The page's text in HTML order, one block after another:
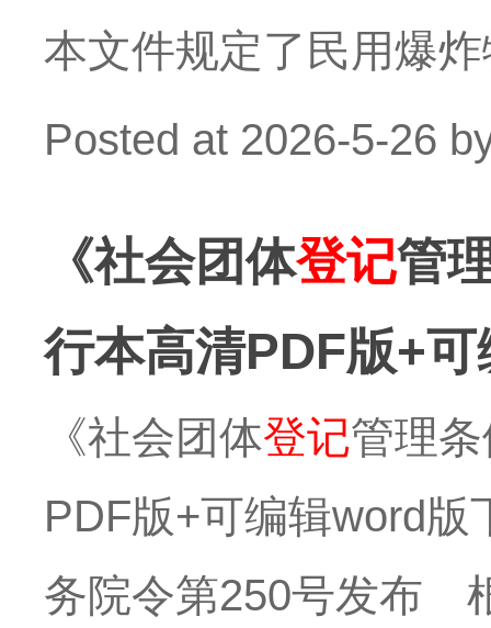
本文件规定了民用爆
Posted at 2026-5-26
《社会团体登记管
行本高清PDF版+
《社会团体登记管理
PDF版+可编辑word
务院令第250号发布